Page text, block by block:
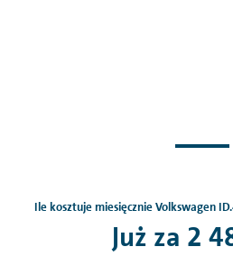
Ile kosztuje miesięcznie Volkswagen
Już za 2